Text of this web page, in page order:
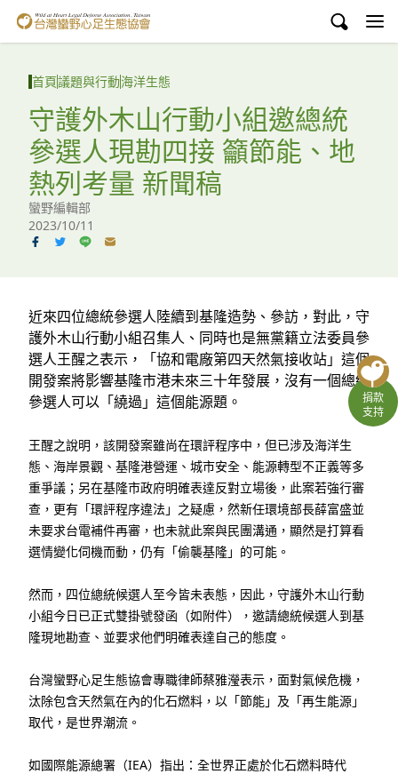
台灣蠻野心足生態協會
議題與行動
環境教育
白海豚媽祖宮
支持蠻野
臉書
YouTube
捐款
支持
首頁議題與行動海洋生態
守護外木山行動小組邀總統
參選人現勘四接 籲節能、地
熱列考量 新聞稿
蠻野編輯部
2023/10/11
近來四位總統參選人陸續到基隆造勢、參訪，對此，守
護外木山行動小組召集人、同時也是無黨籍立法委員參
選人王醒之表示，「協和電廠第四天然氣接收站」這個
開發案將影響基隆市港未來三十年發展，沒有一個總統
參選人可以「繞過」這個能源題。
王醒之說明，該開發案雖尚在環評程序中，但已涉及海洋生
態、海岸景觀、基隆港營運、城市安全、能源轉型不正義等多
重爭議；另在基隆市政府明確表達反對立場後，此案若強行審
查，更有「環評程序違法」之疑慮，然新任環境部長薛富盛並
未要求台電補件再審，也未就此案與民團溝通，顯然是打算看
選情變化伺機而動，仍有「偷襲基隆」的可能。
然而，四位總統候選人至今皆未表態，因此，守護外木山行動
小組今日已正式雙掛號發函（如附件），邀請總統候選人到基
隆現地勘查、並要求他們明確表達自己的態度。
台灣蠻野心足生態協會專職律師蔡雅瀅表示，面對氣候危機，
汰除包含天然氣在內的化石燃料，以「節能」及「再生能源」
取代，是世界潮流。
如國際能源總署（IEA）指出：全世界正處於化石燃料時代